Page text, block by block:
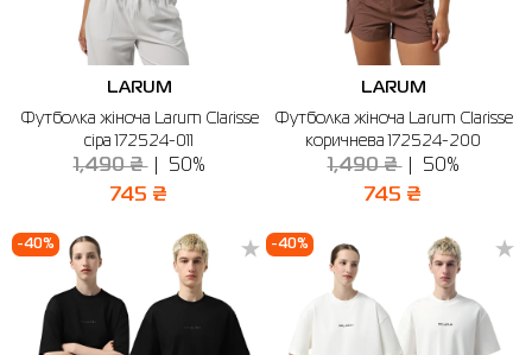
LARUM
Футболка жіноча Larum Clarisse
сіра 172524-011
1,490 ₴ 50%
745 ₴
LARUM
Футболка жіноча Larum Clarisse
коричнева 172524-200
1,490 ₴ 50%
745 ₴
-40% -40%